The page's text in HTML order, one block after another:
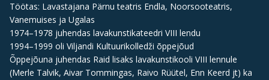
Töötas: Lavastajana Pärnu teatris Endla, Noorsooteatris,
Vanemuises ja Ugalas
1974–1978 juhendas lavakunstikateedri VIII lendu
1994–1999 oli Viljandi Kultuurikolledži õppejõud
Õppejõuna juhendas Raid lisaks lavakunstikooli VIII lennule
(Merle Talvik, Aivar Tommingas, Raivo Rüütel, Enn Keerd jt) ka